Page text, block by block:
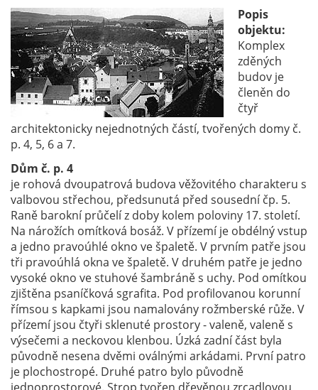
Popis
objektu:
Komplex
zděných
budov je
členěn do
čtyř
architektonicky nejednotných částí, tvořených domy č.
p. 4, 5, 6 a 7.
Dům č. p. 4
je rohová dvoupatrová budova věžovitého charakteru s
valbovou střechou, předsunutá před sousední čp. 5.
Raně barokní průčelí z doby kolem poloviny 17. století.
Na nárožích omítková bosáž. V přízemí je obdélný vstup
a jedno pravoúhlé okno ve špaletě. V prvním patře jsou
tři pravoúhlá okna ve špaletě. V druhém patře je jedno
vysoké okno ve stuhové šambráně s uchy. Pod omítkou
zjištěna psaníčková sgrafita. Pod profilovanou korunní
římsou s kapkami jsou namalovány rožmberské růže. V
přízemí jsou čtyři sklenuté prostory - valeně, valeně s
výsečemi a neckovou klenbou. Úzká zadní část byla
původně nesena dvěmi oválnými arkádami. První patro
je plochostropé. Druhé patro bylo původně
jednoprostorové. Strop tvořen dřevěnou zrcadlovou